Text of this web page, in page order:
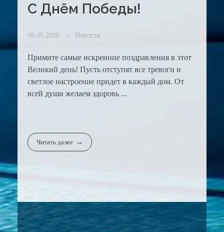
С Днём Победы!
09.05.2020 Новости
Примите самые искренние поздравления в этот
Великий день! Пусть отступят все тревоги и
светлое настроение придет в каждый дом. От
всей души желаем здоровь ...
Читать далее